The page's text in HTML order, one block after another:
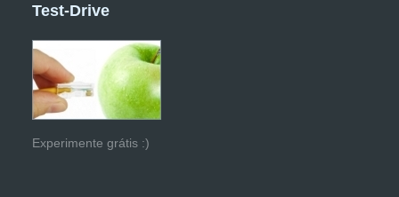
Test-Drive
Experimente grátis :)